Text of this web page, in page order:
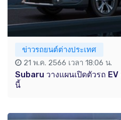
ข่าวรถยนต์ต่างประเทศ
21 พ.ค. 2566 เวลา 18:06 น.
Subaru วางแผนเปิดตัวรถ
นี้